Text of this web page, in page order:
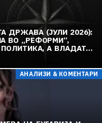
ДРЖАВА (ЈУЛИ 2026):
ВО „РЕФОРМИ“,
А ВЛАДАТА
– ЗЕМЈАТА
ПРЕД УКРАИНА
АНАЛИЗИ & КОМЕНТАРИ